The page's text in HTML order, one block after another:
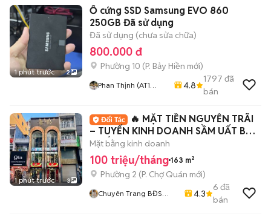
1 phút trước 2
Ổ cứng SSD Samsung EVO 860
250GB Đã sử dụng
Đã sử dụng (chưa sửa chữa)
800.000 đ
Phường 10 (P. Bảy Hiền mới)
Phan Thịnh (AT1
4.8
1797 đã
bán
1 phút trước 3
🔥 MẶT TIỀN NGUYỄN TRÃI
– TUYẾN KINH DOANH SẦM UẤT BẬC
NHẤT QUẬN 5 🔥
Mặt bằng kinh doanh
100 triệu/tháng 163 m²
Phường 2 (P. Chợ Quán mới)
Chuyên Trang BĐS
4.3
6 đã
bán